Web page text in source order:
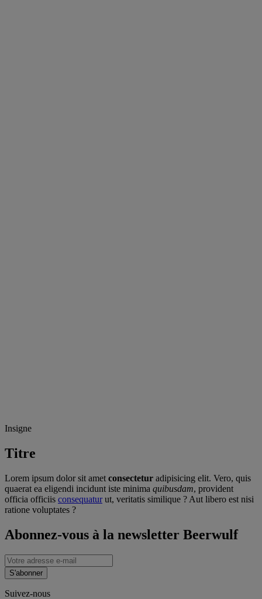
Insigne
Titre
Lorem ipsum dolor sit amet consectetur adipisicing elit. Vero, quis
quaerat ea eligendi incidunt iste minima quibusdam, provident
officia officiis consequaturut, veritatis similique ? Aut libero est nisi
ratione voluptates ?
Abonnez-vous à la newsletter Beerwulf
S'abonner
Suivez-nous